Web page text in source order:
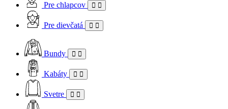
Pre chlapcov
Pre dievčatá
Bundy
Kabáty
Svetre